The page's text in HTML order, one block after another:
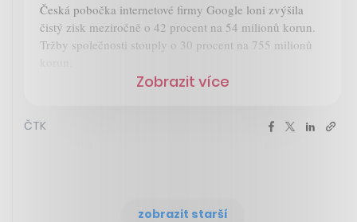
Česká pobočka internetové firmy Google loni zvýšila
čistý zisk meziročně o 42 procent na 54 milionů korun.
Tržby společnosti stouply o 30 procent na 755 milionů
Zobrazit více
ČTK
zobrazit starší